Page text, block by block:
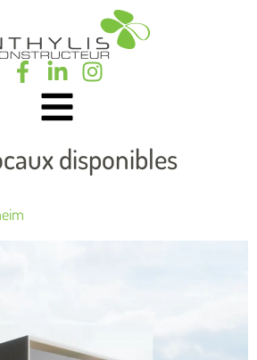
disponibles